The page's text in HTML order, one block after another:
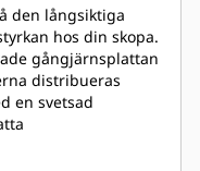
att skära genom
och förbättra
effektivitet.
på kortare tid.
och sidostänger
material i din
den långsiktiga
hos din skopa.
gångjärnsplattan
distribueras
en svetsad